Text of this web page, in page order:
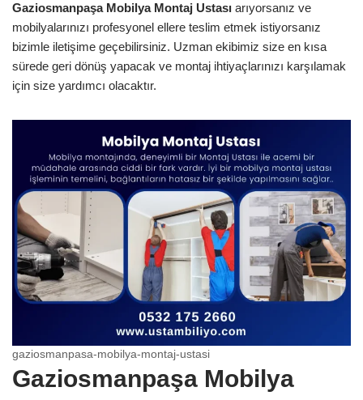
Gaziosmanpaşa Mobilya Montaj Ustası arıyorsanız ve
mobilyalarınızı profesyonel ellere teslim etmek istiyorsanız
bizimle iletişime geçebilirsiniz. Uzman ekibimiz size en kısa
sürede geri dönüş yapacak ve montaj ihtiyaçlarınızı karşılamak
için size yardımcı olacaktır.
gaziosmanpasa-mobilya-montaj-ustasi
Gaziosmanpaşa Mobilya